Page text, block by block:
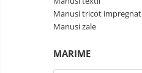
Pantaloni cu pieptar
Pantaloni scurti
Manusi tricot impregnat
Manusi zale
MARIME